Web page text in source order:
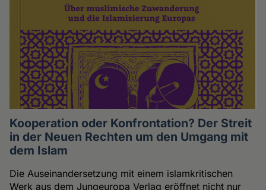
Kooperation oder Konfrontation? Der Streit
in der Neuen Rechten um den Umgang mit
dem Islam
Die Auseinandersetzung mit einem islamkritischen
Werk aus dem Jungeuropa Verlag eröffnet nicht nur